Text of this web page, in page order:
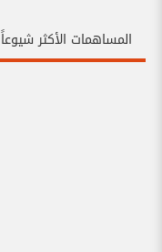
المساهمات الأكثر شيوعاً